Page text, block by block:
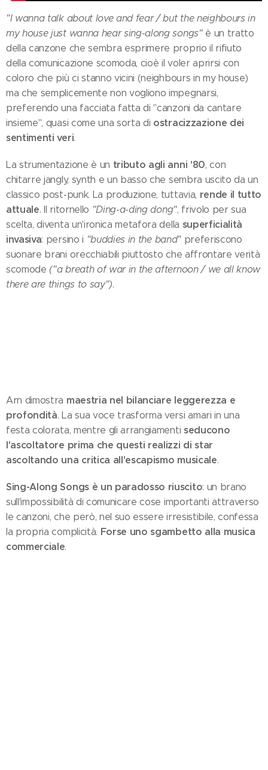
"I wanna talk about love and fear / but the neighbours in
my house just wanna hear sing-along songs"è un tratto
della canzone che sembra esprimere proprio il rifiuto
della comunicazione scomoda, cioè il voler aprirsi con
coloro che più ci stanno vicini (neighbours in my house)
ma che semplicemente non vogliono impegnarsi,
preferendo una facciata fatta di "canzoni da cantare
insieme", quasi come una sorta di ostracizzazione dei
sentimenti veri.
La strumentazione è un tributo agli anni '80, con
chitarre jangly, synth e un basso che sembra uscito da un
classico post-punk. La produzione, tuttavia, rende il tutto
attuale. Il ritornello "Ding-a-ding dong", frivolo per sua
scelta, diventa un'ironica metafora della superficialità
invasiva: persino i "buddies in the band"preferiscono
suonare brani orecchiabili piuttosto che affrontare verità
scomode ("a breath of war in the afternoon / we all know
there are things to say").
Arn dimostra maestria nel bilanciare leggerezza e
profondità. La sua voce trasforma versi amari in una
festa colorata, mentre gli arrangiamenti seducono
l'ascoltatore prima che questi realizzi di star
ascoltando una critica all'escapismo musicale.
Sing-Along Songs è un paradosso riuscito: un brano
sull'impossibilità di comunicare cose importanti attraverso
le canzoni, che però, nel suo essere irresistibile, confessa
la propria complicità. Forse uno sgambetto alla musica
commerciale.